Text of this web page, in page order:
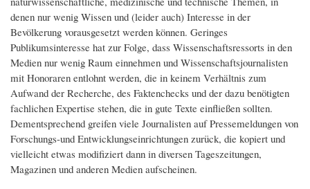
denen nur wenig Wissen und (leider auch) Interesse in der
Bevölkerung vorausgesetzt werden können. Geringes
Publikumsinteresse hat zur Folge, dass Wissenschaftsressorts in den
Medien nur wenig Raum einnehmen und Wissenschaftsjournalisten
mit Honoraren entlohnt werden, die in keinem Verhältnis zum
Aufwand der Recherche, des Faktenchecks und der dazu benötigten
fachlichen Expertise stehen, die in gute Texte einfließen sollten.
Dementsprechend greifen viele Journalisten auf Pressemeldungen von
Forschungs-und Entwicklungseinrichtungen zurück, die kopiert und
vielleicht etwas modifiziert dann in diversen Tageszeitungen,
Magazinen und anderen Medien aufscheinen.